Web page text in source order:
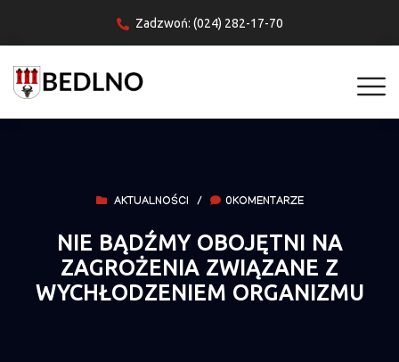
Zadzwoń: (024) 282-17-70
AKTUALNOŚCI / 0KOMENTARZE
NIE BĄDŹMY OBOJĘTNI NA
ZAGROŻENIA ZWIĄZANE Z
WYCHŁODZENIEM ORGANIZMU